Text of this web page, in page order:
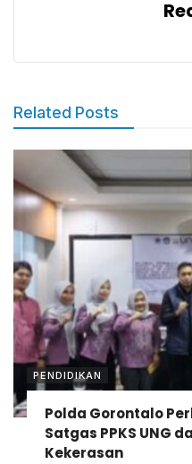
Related Posts
PENDIDIKAN
Polda Gorontalo
Satgas PPKS UNG
Kekerasan